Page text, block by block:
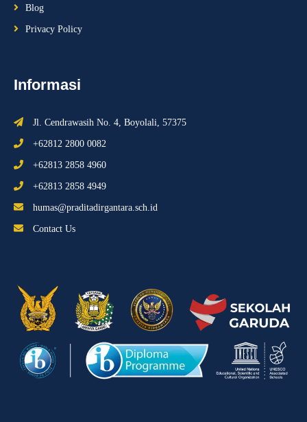
Blog
Privacy Policy
Informasi
Jl. Cendrawasih No. 4, Boyolali, 57375
+62812 2800 0082
+62813 2858 4960
+62813 2858 4949
humas@praditadirgantara.sch.id
Contact Us